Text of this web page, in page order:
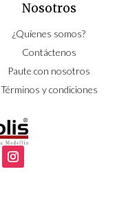
Nosotros
¿Quíenes somos?
Contáctenos
Paute con nosotros
Términos y condiciones